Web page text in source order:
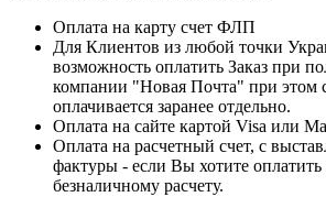
Оплата на карту счет ФЛП
Для Клиентов из любой точки
возможность оплатить Заказ при
компании "Новая Почта" при этом
оплачивается заранее отдельно.
Оплата на сайте картой Visa или
Оплата на расчетный счет, с
фактуры - если Вы хотите оплатить
безналичному расчету.